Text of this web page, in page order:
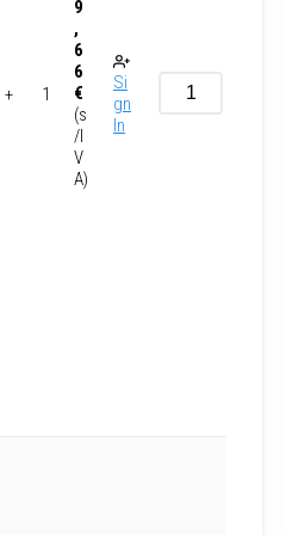
+ 1
9
,
6
6
€
(s
/I
V
A)
Si
gn
In